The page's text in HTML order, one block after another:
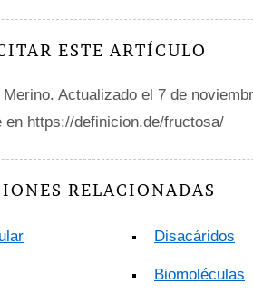
ESTE ARTÍCULO
Actualizado el 7 de
en https://definicion.de/fructosa/
RELACIONADAS
Disacáridos
Biomoléculas